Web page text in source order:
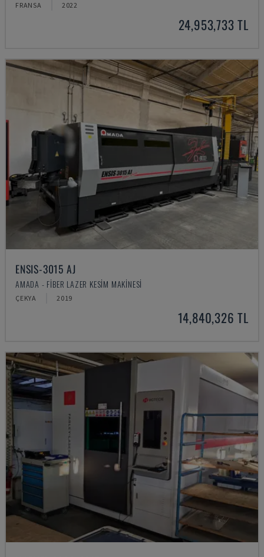
FRANSA 2022
24,953,733 TL
ENSIS-3015 AJ
AMADA - FIBER LAZER KESIM MAKINESI
ÇEKYA 2019
14,840,326 TL